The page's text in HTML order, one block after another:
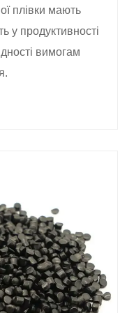
плівки мають
у продуктивності
вимогам